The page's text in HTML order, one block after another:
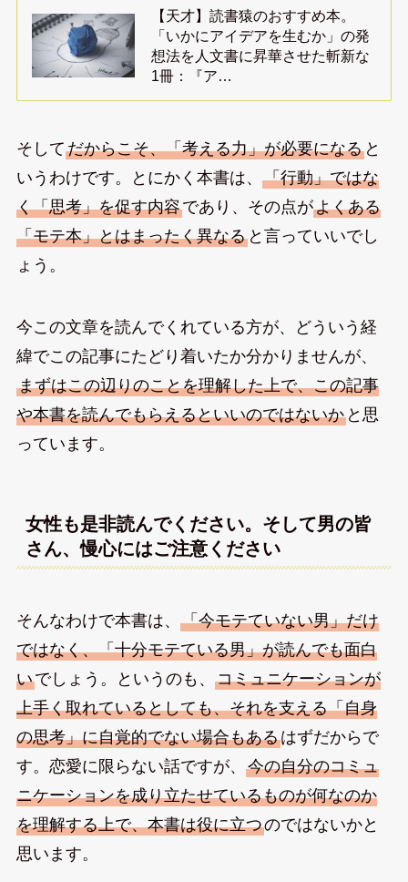
【天才】読書猿のおすすめ本。
「いかにアイデアを生むか」の発
想法を人文書に昇華させた斬新な
1冊：『ア…
そしてだからこそ、「考える力」が必要になると
いうわけです。とにかく本書は、 「行動」ではな
く「思考」を促す内容であり、その点がよくある
「モテ本」とはまったく異なると言っていいでし
ょう。
今この文章を読んでくれている方が、どういう経
緯でこの記事にたどり着いたか分かりませんが、
まずはこの辺りのことを理解した上で、この記事
や本書を読んでもらえるといいのではないかと思
っています。
女性も是非読んでください。そして男の皆
さん、慢心にはご注意ください
そんなわけで本書は、 「今モテていない男」だけ
ではなく、「十分モテている男」が読んでも面白
いでしょう。というのも、 コミュニケーションが
上手く取れているとしても、それを支える「自身
の思考」に自覚的でない場合もあるはずだからで
す。恋愛に限らない話ですが、 今の自分のコミュ
ニケーションを成り立たせているものが何なのか
を理解する上で、本書は役に立つのではないかと
思います。